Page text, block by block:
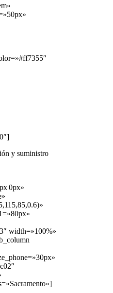
y suministro
width=»100%»